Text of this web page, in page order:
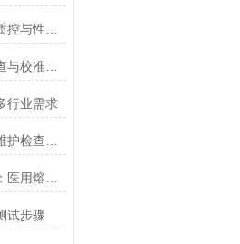
鲁尔圆锥多功能测试仪的检查与校准流程
行业需求
试步骤